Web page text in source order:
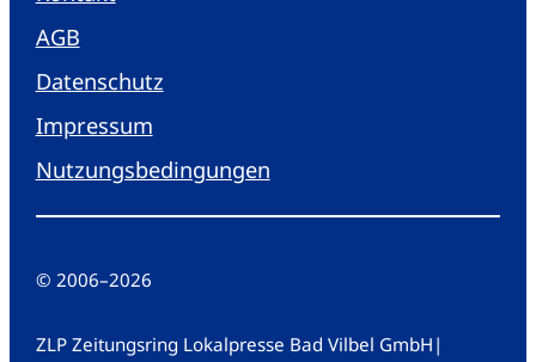
AGB
Datenschutz
Impressum
Nutzungsbedingungen
© 2006–2026
ZLP Zeitungsring Lokalpresse Bad Vilbel GmbH |